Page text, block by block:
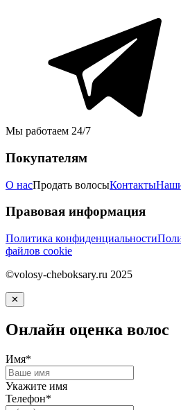
Мы работаем 24/7
Покупателям
О насПродать волосыКонтактыНаши
Правовая информация
Политика конфиденциальности
файлов cookie
©volosy-cheboksary.ru 2025
✕
Онлайн оценка волос
Имя*
Укажите имя
Телефон*